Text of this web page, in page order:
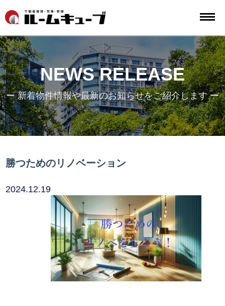
NEWS RELEASE
ー 新着物件情報や最新のお知らせをご紹介します ー
勝つためのリノベーション
2024.12.19